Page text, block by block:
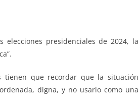
presidenciales de 2024, la
tienen que recordar que la situación
digna, y no usarlo como una